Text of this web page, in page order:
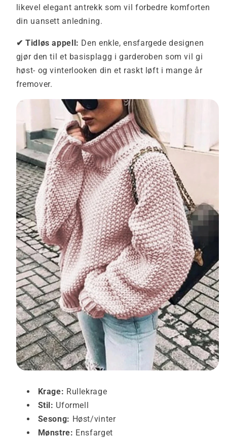
likevel elegant antrekk som vil forbedre komforten
din uansett anledning.
✔ Tidløs appell: Den enkle, ensfargede designen
gjør den til et basisplagg i garderoben som vil gi
høst- og vinterlooken din et raskt løft i mange år
fremover.
Krage: Rullekrage
Stil: Uformell
Sesong: Høst/vinter
Mønstre: Ensfarget